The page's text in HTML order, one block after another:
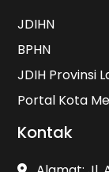
JDIHN
BPHN
JDIH Provinsi
Portal Kota
Kontak